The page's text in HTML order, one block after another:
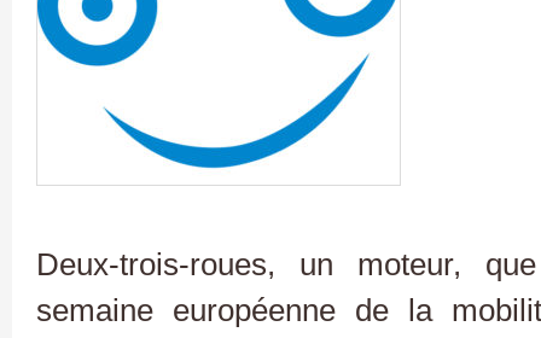
Deux-trois-roues, un moteur,
semaine européenne de la